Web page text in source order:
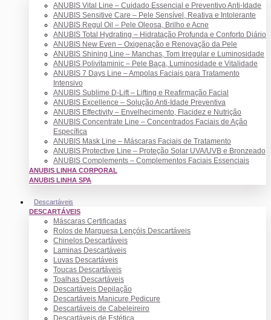
ANUBIS Vital Line – Cuidado Essencial e Preventivo Anti-Idade
ANUBIS Sensitive Care – Pele Sensível, Reativa e Intolerante
ANUBIS Regul Oil – Pele Oleosa, Brilho e Acne
ANUBIS Total Hydrating – Hidratação Profunda e Conforto Diário
ANUBIS New Even – Oxigenação e Renovação da Pele
ANUBIS Shining Line – Manchas, Tom Irregular e Luminosidade
ANUBIS Polivitaminic – Pele Baça, Luminosidade e Vitalidade
ANUBIS 7 Days Line – Ampolas Faciais para Tratamento
Intensivo
ANUBIS Sublime D-Lift – Lifting e Reafirmação Facial
ANUBIS Excellence – Solução Anti-Idade Preventiva
ANUBIS Effectivity – Envelhecimento, Flacidez e Nutrição
ANUBIS Concentrate Line – Concentrados Faciais de Ação
Específica
ANUBIS Mask Line – Máscaras Faciais de Tratamento
ANUBIS Protective Line – Proteção Solar UVA/UVB e Bronzeado
ANUBIS Complements – Complementos Faciais Essenciais
ANUBIS LINHA CORPORAL
ANUBIS LINHA SPA
Descartáveis
DESCARTÁVEIS
Máscaras Certificadas
Rolos de Marquesa Lençóis Descartáveis
Chinelos Descartáveis
Laminas Descartáveis
Luvas Descartáveis
Toucas Descartáveis
Toalhas Descartáveis
Descartáveis Depilação
Descartáveis Manicure Pedicure
Descartáveis de Cabeleireiro
Descartáveis de Estética